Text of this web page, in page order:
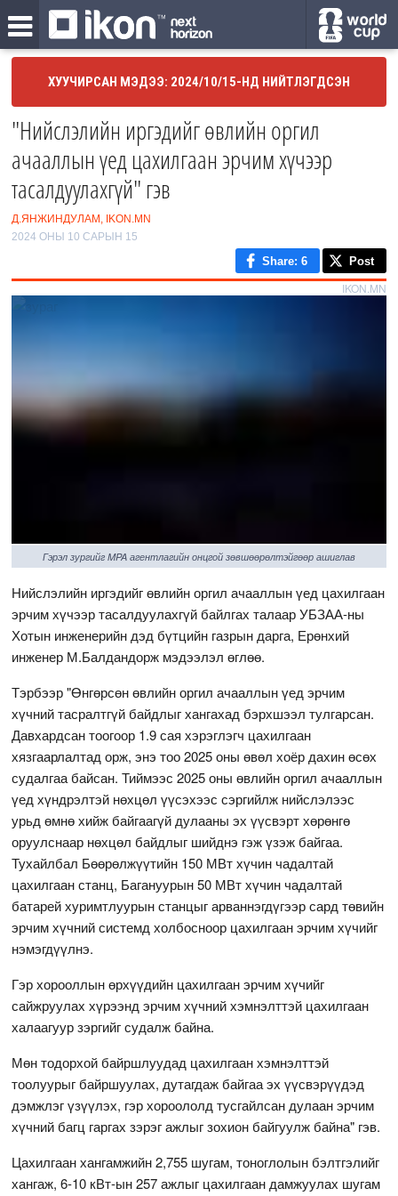
ХУУЧИРСАН МЭДЭЭ: 2024/10/15-НД НИЙТЛЭГДСЭН
"Нийслэлийн иргэдийг өвлийн оргил
ачааллын үед цахилгаан эрчим хүчээр
тасалдуулахгүй" гэв
Д.ЯНЖИНДУЛАМ, IKON.MN
2024 ОНЫ 10 САРЫН 15
Share: 6 Post
IKON.MN
Гэрэл зургийг MPA агентлагийн онцгой зөвшөөрөлтэйгөөр ашиглав
Нийслэлийн иргэдийг өвлийн оргил ачааллын үед цахилгаан
эрчим хүчээр тасалдуулахгүй байлгах талаар УБЗАА-ны
Хотын инженерийн дэд бүтцийн газрын дарга, Ерөнхий
инженер М.Балдандорж мэдээлэл өглөө.
Тэрбээр "Өнгөрсөн өвлийн оргил ачааллын үед эрчим
хүчний тасралтгүй байдлыг хангахад бэрхшээл тулгарсан.
Давхардсан тоогоор 1.9 сая хэрэглэгч цахилгаан
хязгаарлалтад орж, энэ тоо 2025 оны өвөл хоёр дахин өсөх
судалгаа байсан. Тиймээс 2025 оны өвлийн оргил ачааллын
үед хүндрэлтэй нөхцөл үүсэхээс сэргийлж нийслэлээс
урьд өмнө хийж байгаагүй дулааны эх үүсвэрт хөрөнгө
оруулснаар нөхцөл байдлыг шийднэ гэж үзэж байгаа.
Тухайлбал Бөөрөлжүүтийн 150 МВт хүчин чадалтай
цахилгаан станц, Багануурын 50 МВт хүчин чадалтай
батарей хуримтлуурын станцыг арваннэгдүгээр сард төвийн
эрчим хүчний системд холбосноор цахилгаан эрчим хүчийг
нэмэгдүүлнэ.
Гэр хорооллын өрхүүдийн цахилгаан эрчим хүчийг
сайжруулах хүрээнд эрчим хүчний хэмнэлттэй цахилгаан
халаагуур зэргийг судалж байна.
Мөн тодорхой байршлуудад цахилгаан хэмнэлттэй
тоолуурыг байршуулах, дутагдаж байгаа эх үүсвэрүүдэд
дэмжлэг үзүүлэх, гэр хороололд тусгайлсан дулаан эрчим
хүчний багц гаргах зэрэг ажлыг зохион байгуулж байна" гэв.
Цахилгаан хангамжийн 2,755 шугам, тоноглолын бэлтгэлийг
хангаж, 6-10 кВт-ын 257 ажлыг цахилгаан дамжуулах шугам